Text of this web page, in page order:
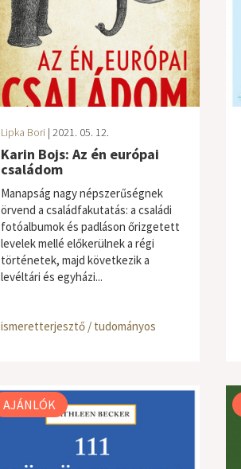
Lipka Bori | 2021. 05. 12.
Karin Bojs: Az én európai
családom
Manapság nagy népszerűségnek
örvend a családfakutatás: a családi
fotóalbumok és padláson őrizgetett
levelek mellé előkerülnek a régi
történetek, majd következik a
levéltári és egyházi...
ismeretterjesztő / tudományos
AJÁNLÓK